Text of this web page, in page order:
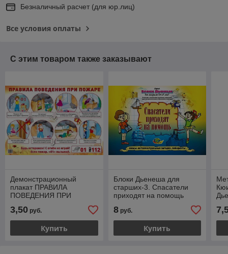
Безналичный расчет (для юр.лиц)
Все условия оплаты
С этим товаром также заказывают
Демонстрационный
плакат ПРАВИЛА
ПОВЕДЕНИЯ ПРИ
ПОЖАРЕ, А2, ТЦ СФЕРА
3,50 руб.
Купить
Блоки Дьенеша для
старших-3. Спасатели
приходят на помощь
Корвет
8руб.
Купить